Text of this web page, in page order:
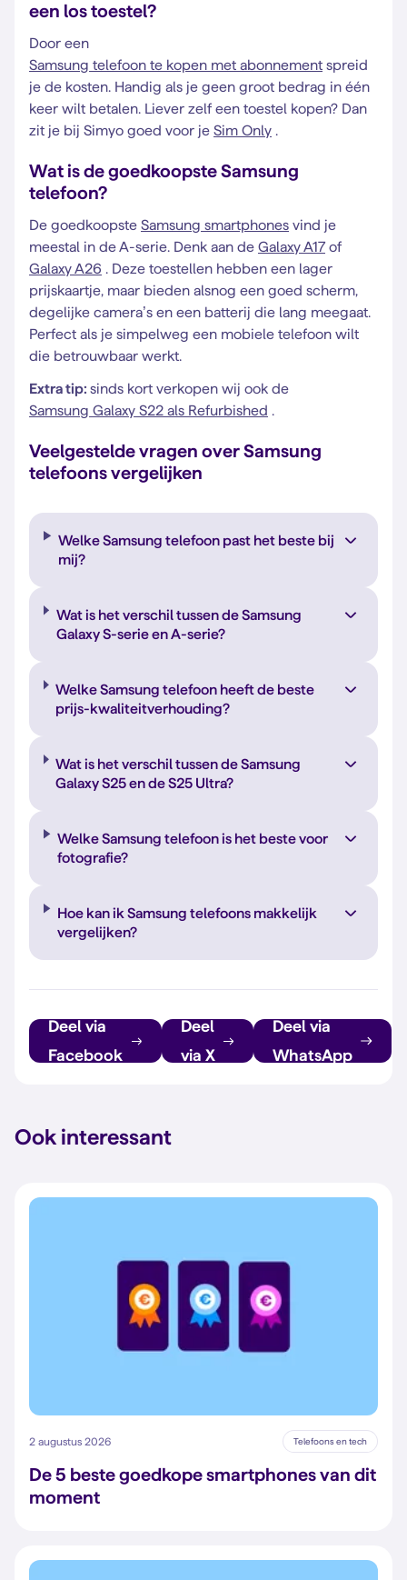
een los toestel?
Door een
Samsung telefoon te kopen met abonnement spreid
je de kosten. Handig als je geen groot bedrag in één
keer wilt betalen. Liever zelf een toestel kopen? Dan
zit je bij Simyo goed voor je Sim Only .
Wat is de goedkoopste Samsung
telefoon?
De goedkoopste Samsung smartphones vind je
meestal in de A-serie. Denk aan de Galaxy A17of
Galaxy A26 . Deze toestellen hebben een lager
prijskaartje, maar bieden alsnog een goed scherm,
degelijke camera’s en een batterij die lang meegaat.
Perfect als je simpelweg een mobiele telefoon wilt
die betrouwbaar werkt.
Extra tip: sinds kort verkopen wij ook de
Samsung Galaxy S22 als Refurbished .
Veelgestelde vragen over Samsung
telefoons vergelijken
Welke Samsung telefoon past het beste bij
mij?
Wat is het verschil tussen de Samsung
Galaxy S-serie en A-serie?
Welke Samsung telefoon heeft de beste
prijs-kwaliteitverhouding?
Wat is het verschil tussen de Samsung
Galaxy S25 en de S25 Ultra?
Welke Samsung telefoon is het beste voor
fotografie?
Hoe kan ik Samsung telefoons makkelijk
vergelijken?
Deel via
Facebook
Deel
via X
Deel via
WhatsApp
Ook interessant
2 augustus 2026 Telefoons en tech
De 5 beste goedkope smartphones van dit
moment